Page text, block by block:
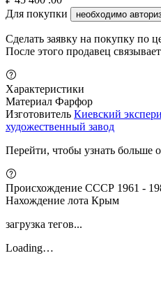
Для покупки
необходимо
Сделать заявку на покупку по
После этого продавец
Характеристики
Материал Фарфор
Изготовитель Киевский
художественный завод
Перейти, чтобы узнать больше
Происхождение СССР 1961 -
Нахождение лота Крым
загрузка тегов...
Loading…